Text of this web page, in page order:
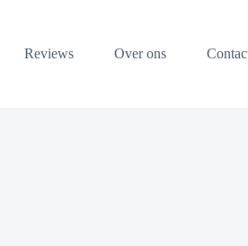
Reviews Over ons